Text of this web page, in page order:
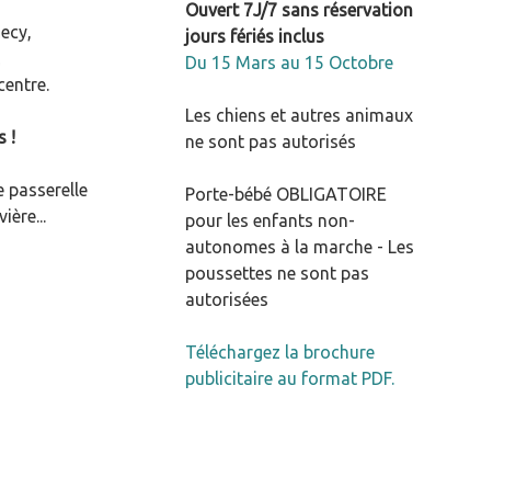
!
passerelle
Ouvert 7J/7 sans réservation
jours fériés inclus
Du 15 Mars au 15 Octobre
Les chiens et autres animaux
ne sont pas autorisés
Porte-bébé OBLIGATOIRE
pour les enfants non-
autonomes à la marche - Les
poussettes ne sont pas
autorisées
Téléchargez la brochure
publicitaire au format PDF.